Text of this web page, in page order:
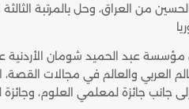
من العراق، وحل بالمرتبة
عبد الحميد شومان الأردنية
العربي والعالم في مجالات القصة،